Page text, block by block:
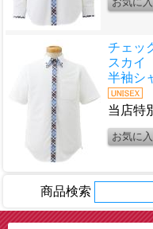
チェッ
スカイ
半袖シ
当店特
商品検索